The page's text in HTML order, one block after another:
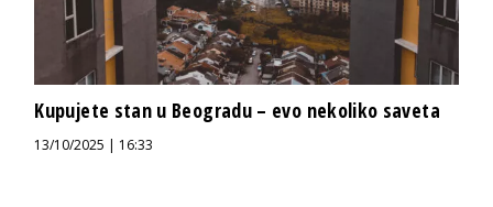
Kupujete stan u Beogradu – evo nekoliko saveta
13/10/2025 | 16:33